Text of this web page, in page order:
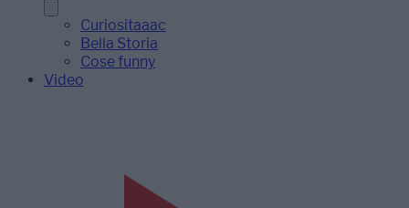
Curiositaaac
Bella Storia
Cose funny
Video